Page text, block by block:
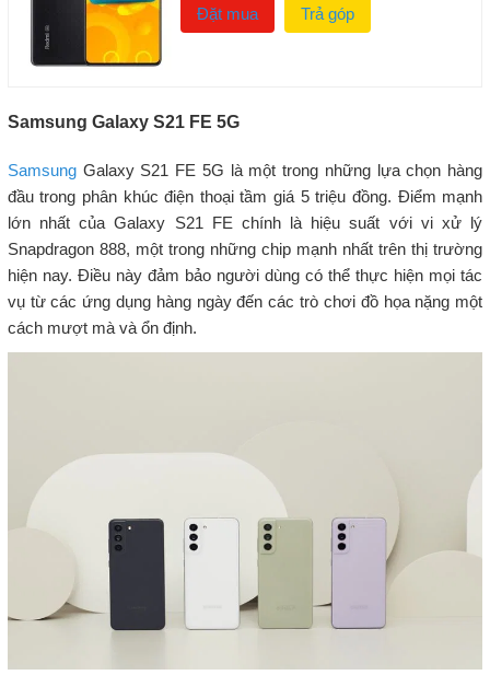
Đặt mua
Trả góp
Samsung Galaxy S21 FE 5G
Samsung Galaxy S21 FE 5G là một trong những lựa chọn hàng
đầu trong phân khúc điện thoại tầm giá 5 triệu đồng. Điểm mạnh
lớn nhất của Galaxy S21 FE chính là hiệu suất với vi xử lý
Snapdragon 888, một trong những chip mạnh nhất trên thị trường
hiện nay. Điều này đảm bảo người dùng có thể thực hiện mọi tác
vụ từ các ứng dụng hàng ngày đến các trò chơi đồ họa nặng một
cách mượt mà và ổn định.